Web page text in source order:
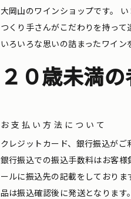
大岡山のワインショップです。
つくり手さんがこだわりを持っ
いろいろな思いの詰まったワイン
２０歳未満
お支払い方法について
クレジットカード、銀行振込がご
銀行振込での振込手数料はお客
ールに振込先の記載をしており
品は振込確認後に発送となります。